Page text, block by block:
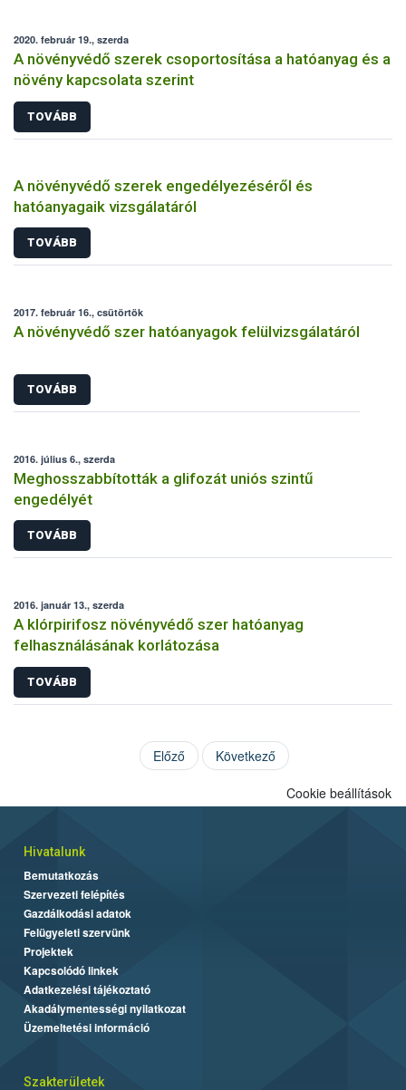
2020. február 19., szerda
A növényvédő szerek csoportosítása a hatóanyag és a
növény kapcsolata szerint
TOVÁBB
A növényvédő szerek engedélyezéséről és
hatóanyagaik vizsgálatáról
TOVÁBB
2017. február 16., csütörtök
A növényvédő szer hatóanyagok felülvizsgálatáról
TOVÁBB
2016. július 6., szerda
Meghosszabbították a glifozát uniós szintű
engedélyét
TOVÁBB
2016. január 13., szerda
A klórpirifosz növényvédő szer hatóanyag
felhasználásának korlátozása
TOVÁBB
Előző Következő
Cookie beállítások
Hivatalunk
Bemutatkozás
Szervezeti felépítés
Gazdálkodási adatok
Felügyeleti szervünk
Projektek
Kapcsolódó linkek
Adatkezelési tájékoztató
Akadálymentességi nyilatkozat
Üzemeltetési információ
Szakterületek